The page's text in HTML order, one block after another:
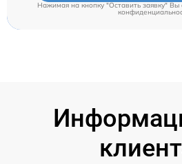
Нажимая на кнопку "Оставить заявку" Вы